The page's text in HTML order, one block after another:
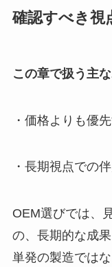
確認すべき視
この章で扱う主
・価格よりも優
・長期視点での
OEM選びでは、
の、長期的な成
単発の製造では